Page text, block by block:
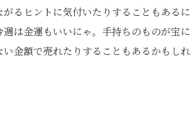
るヒントに気付いたりすることもあるに
は金運もいいにゃ。手持ちのものが宝に
金額で売れたりすることもあるかもしれ